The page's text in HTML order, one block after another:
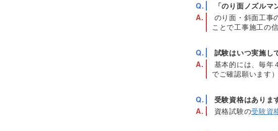
「のり面ノズル
のり面・斜面工事
ことで工事施工の
試験はいつ実施し
基本的には、毎年
でご確認願います）
受験資格はありま
資格試験の受験資